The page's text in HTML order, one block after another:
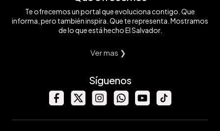
Te ofrecemos un portal que evoluciona contigo. Que
informa, pero también inspira. Que te representa. Mostramos
de lo que está hecho El Salvador.
Ver mas ❯
Síguenos